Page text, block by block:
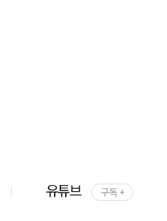
유튜브 구독 +